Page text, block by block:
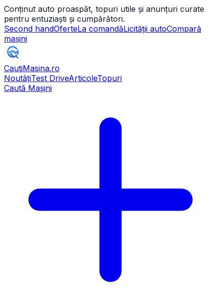
Conținut auto proaspăt, topuri utile și anunțuri curate
pentru entuziaști și cumpărători.
Second handOferteLa comandăLicității autoCompară
mașini
CautiMasina.ro
NoutățiTest DriveArticoleTopuri
Caută Mașini